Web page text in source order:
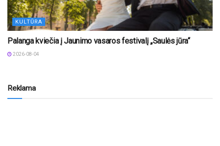
KULTŪRA
Palanga kviečia į Jaunimo vasaros festivalį „Saulės jūra“
2026-08-04
Reklama